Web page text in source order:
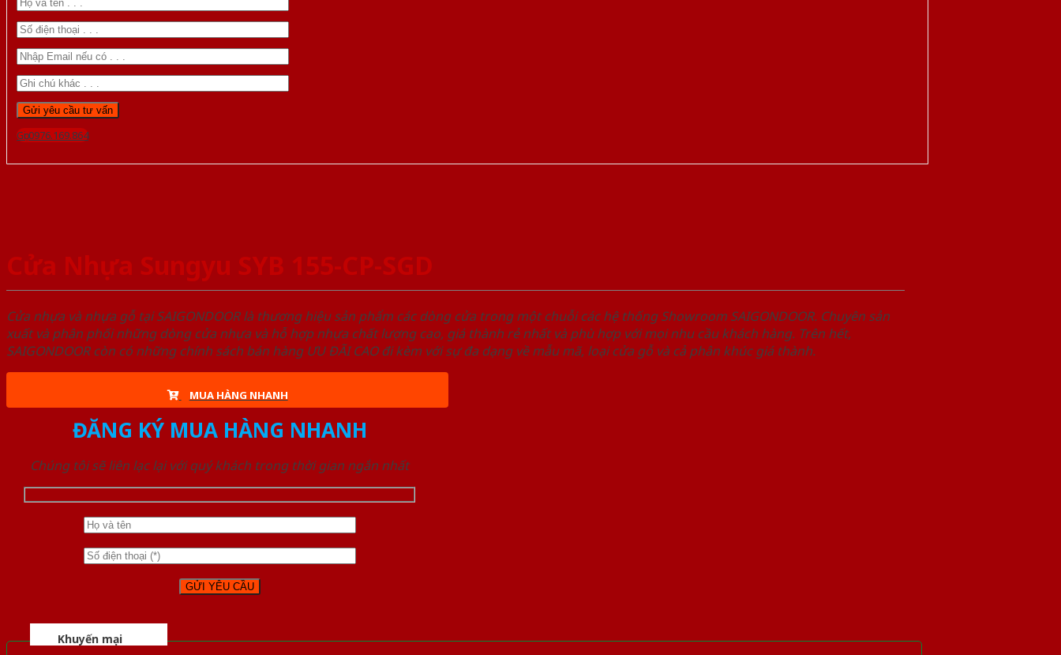
Gọi 0976.169.864
Cửa Nhựa Sungyu SYB 155-CP-SGD
Cửa nhựa và nhựa gỗ tại SAIGONDOOR là thương hiệu sản phẩm các dòng cửa trong một chuỗi các hệ thống Showroom SAIGONDOOR. Chuyên sản
xuất và phân phối những dòng cửa nhựa và hỗ hợp nhựa chất lượng cao, giá thành rẻ nhất và phù hợp với mọi nhu cầu khách hàng. Trên hết,
SAIGONDOOR còn có những chính sách bán hàng ƯU ĐÃI CAO đi kèm với sự đa dạng về mẫu mã, loại cửa gỗ và cả phân khúc giá thành.
MUA HÀNG NHANH
ĐĂNG KÝ MUA HÀNG NHANH
Chúng tôi sẽ liên lạc lại với quý khách trong thời gian ngắn nhất
Khuyến mại